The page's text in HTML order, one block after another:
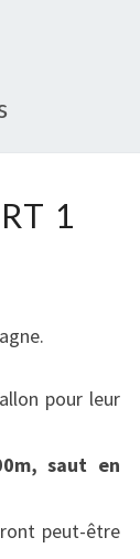
1
pour leur
saut en
peut-être